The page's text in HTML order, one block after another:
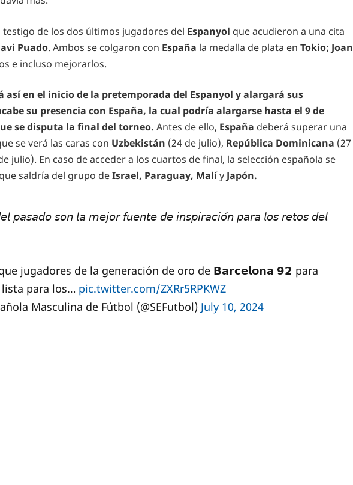
testigo de los dos últimos jugadores del Espanyol que acudieron a una cita
Puado. Ambos se colgaron con España la medalla de plata en Tokio; Joan
e incluso mejorarlos.
así en el inicio de la pretemporada del Espanyol y alargará sus
su presencia con España, la cual podría alargarse hasta el 9 de
se disputa la final del torneo. Antes de ello, España deberá superar una
se verá las caras con Uzbekistán (24 de julio), República Dominicana (27
julio). En caso de acceder a los cuartos de final, la selección española se
saldría del grupo deIsrael, Paraguay, Malíy Japón.
𝘱𝘢𝘴𝘢𝘥𝘰 𝘴𝘰𝘯 𝘭𝘢 𝘮𝘦𝘫𝘰𝘳 𝘧𝘶𝘦𝘯𝘵𝘦 𝘥𝘦 𝘪𝘯𝘴𝘱𝘪𝘳𝘢𝘤𝘪𝘰́𝘯 𝘱𝘢𝘳𝘢 𝘭𝘰𝘴 𝘳𝘦𝘵𝘰𝘴 𝘥𝘦𝘭
jugadores de la generación de oro de 𝗕𝗮𝗿𝗰𝗲𝗹𝗼𝗻𝗮 𝟵𝟮 para
para los… pic.twitter.com/ZXRr5RPKWZ
Masculina de Fútbol (@SEFutbol) July 10, 2024